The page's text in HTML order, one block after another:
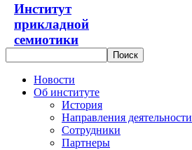
Институт
прикладной
семиотики
Новости
Об институте
История
Направления деятельности
Сотрудники
Партнеры